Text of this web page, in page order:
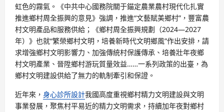
虹色的霧氣。《中共中心國務院關于錨定農業農村現代化扎實
推進鄉村周全振興的意見》強調，推進“文藝賦美鄉村”，豐富農
村文明產品和服務供給；《鄉村周全振興規劃（2024—2027
年）》也就“繁榮鄉村文明，培養新時代文明鄉風”作出安排，請
求增強鄉村文明影響力、加強傳統村保護傳承、培養壯年夜鄉
村文明產業、晉陞鄉村游玩質量效益……一系列政策的出臺，為
鄉村文明建設供給了無力的軌制牽引和保證。
近年來， 身心診所設計我國高度重視鄉村精力文明建設與文明
事業發展，聚焦村平易近的精力文明需求，持續加年夜對鄉村